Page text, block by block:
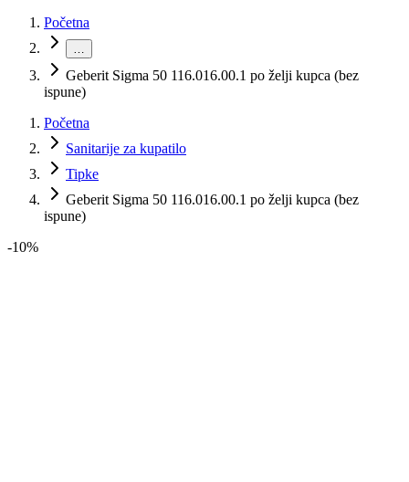
Početna
…
Geberit Sigma 50 116.016.00.1 po želji kupca (bez
ispune)
Početna
Sanitarije za kupatilo
Tipke
Geberit Sigma 50 116.016.00.1 po želji kupca (bez
ispune)
-10%